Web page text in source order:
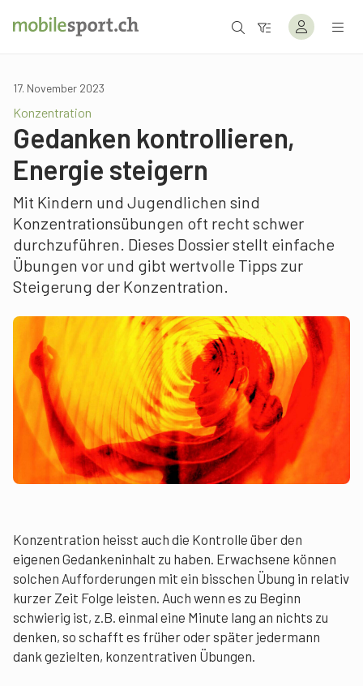
17. November 2023
Konzentration
Gedanken kontrollieren,
Energie steigern
Mit Kindern und Jugendlichen sind
Konzentrationsübungen oft recht schwer
durchzuführen. Dieses Dossier stellt einfache
Übungen vor und gibt wertvolle Tipps zur
Steigerung der Konzentration.
Konzentration heisst auch die Kontrolle über den
eigenen Gedankeninhalt zu haben. Erwachsene können
solchen Aufforderungen mit ein bisschen Übung in relativ
kurzer Zeit Folge leisten. Auch wenn es zu Beginn
schwierig ist, z.B. einmal eine Minute lang an nichts zu
denken, so schafft es früher oder später jedermann
dank gezielten, konzentrativen Übungen.